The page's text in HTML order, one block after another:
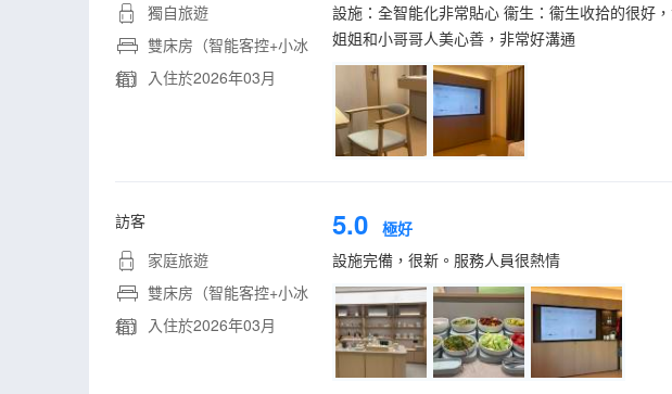
獨自旅遊
雙床房（智能客控+小冰
箱） 入住於2026年03月
設施：全智能化非常貼心 衞生：衞生收拾的很好
姐姐和小哥哥人美心善，非常好溝通
訪客
家庭旅遊
雙床房（智能客控+小冰
箱） 入住於2026年03月
5.0 極好
設施完備，很新。服務人員很熱情